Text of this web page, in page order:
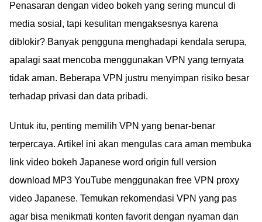
Penasaran dengan video bokeh yang sering muncul di
media sosial, tapi kesulitan mengaksesnya karena
diblokir? Banyak pengguna menghadapi kendala serupa,
apalagi saat mencoba menggunakan VPN yang ternyata
tidak aman. Beberapa VPN justru menyimpan risiko besar
terhadap privasi dan data pribadi.
Untuk itu, penting memilih VPN yang benar-benar
terpercaya. Artikel ini akan mengulas cara aman membuka
link video bokeh Japanese word origin full version
download MP3 YouTube menggunakan free VPN proxy
video Japanese. Temukan rekomendasi VPN yang pas
agar bisa menikmati konten favorit dengan nyaman dan